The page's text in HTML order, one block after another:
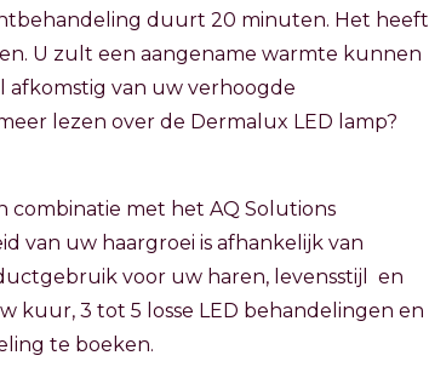
duurt 20 minuten. Het heeft
U zult een aangename warmte kunnen
afkomstig van uw verhoogde
lezen over de Dermalux LED lamp?
combinatie met het AQ Solutions
van uw haargroei is afhankelijk van
voor uw haren, levensstijl en
kuur, 3 tot 5 losse LED behandelingen en
te boeken.